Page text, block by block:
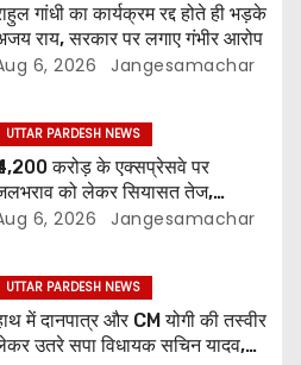
गांधी का कार्यक्रम रद्द होते ही भड़के
राय, सरकार पर लगाए गंभीर आरोप
6, 2026 Jangesamachar
UTTAR PARDESH NEWS
करोड़ के एक्सप्रेसवे पर
को लेकर सियासत तेज,
यादव के ट्वीट से मचा बवाल
6, 2026 Jangesamachar
UTTAR PARDESH NEWS
में दानपात्र और CM योगी की तस्वीर
उतरे सपा विधायक सचिन यादव,